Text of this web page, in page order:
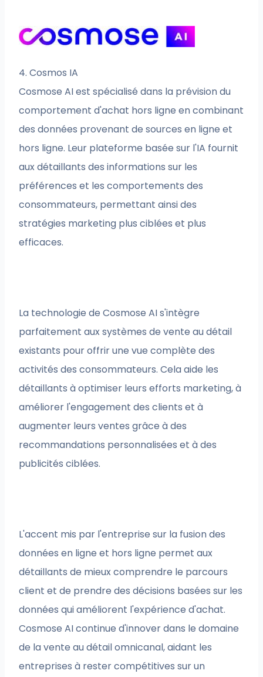
4. Cosmos IA
Cosmose AI est spécialisé dans la prévision du
comportement d'achat hors ligne en combinant
des données provenant de sources en ligne et
hors ligne. Leur plateforme basée sur l'IA fournit
aux détaillants des informations sur les
préférences et les comportements des
consommateurs, permettant ainsi des
stratégies marketing plus ciblées et plus
efficaces.
La technologie de Cosmose AI s'intègre
parfaitement aux systèmes de vente au détail
existants pour offrir une vue complète des
activités des consommateurs. Cela aide les
détaillants à optimiser leurs efforts marketing, à
améliorer l'engagement des clients et à
augmenter leurs ventes grâce à des
recommandations personnalisées et à des
publicités ciblées.
L'accent mis par l'entreprise sur la fusion des
données en ligne et hors ligne permet aux
détaillants de mieux comprendre le parcours
client et de prendre des décisions basées sur les
données qui améliorent l'expérience d'achat.
Cosmose AI continue d'innover dans le domaine
de la vente au détail omnicanal, aidant les
entreprises à rester compétitives sur un